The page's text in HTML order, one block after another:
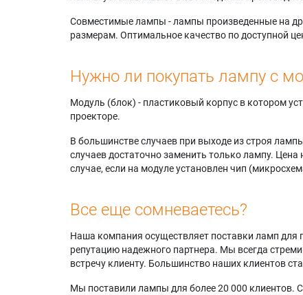
Совместимые лампы - лампы произведенные на
размерам. Оптимальное качество по доступной
Нужно ли покупать лампу с
Модуль (блок) - пластиковый корпус в котором
проекторе.
В большинстве случаев при выходе из строя
случаев достаточно заменить только лампу.
случае, если на модуле установлен чип
Все еще сомневаетесь?
Наша компания осуществляет поставки ламп для
репутацию надежного партнера. Мы всегда
встречу клиенту. Большинство наших клиентов
Мы поставили лампы для более 20 000 клиентов.